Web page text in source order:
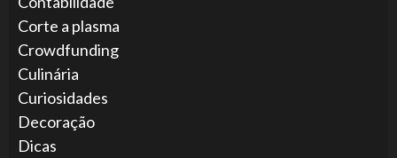
Corte a plasma
Crowdfunding
Culinária
Curiosidades
Decoração
Dicas